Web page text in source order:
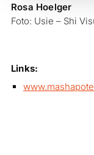
Rosa Hoelger
Foto: Usie – Shi
Links: